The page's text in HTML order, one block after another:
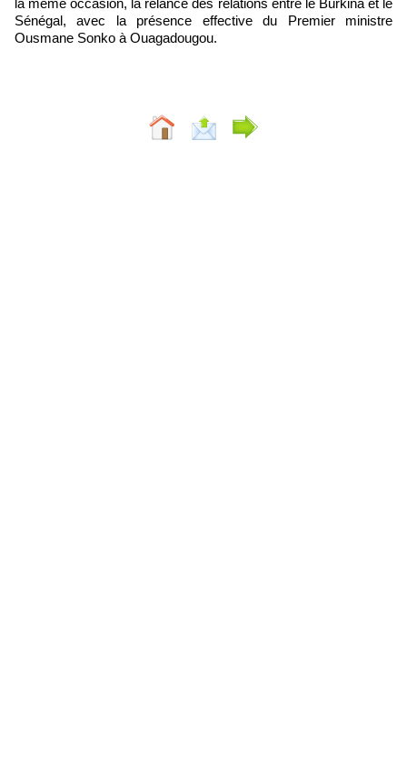
Sénégal, avec la présence effective du Premier ministre
Ousmane Sonko à Ouagadougou.